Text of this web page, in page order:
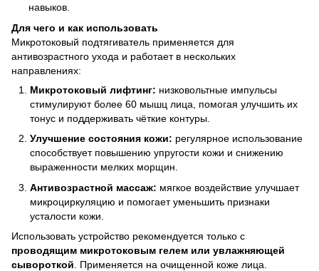
навыков.
Для чего и как использовать
Микротоковый подтягиватель применяется для
антивозрастного ухода и работает в нескольких
направлениях:
Микротоковый лифтинг: низковольтные импульсы
стимулируют более 60 мышц лица, помогая улучшить их
тонус и поддерживать чёткие контуры.
Улучшение состояния кожи: регулярное использование
способствует повышению упругости кожи и снижению
выраженности мелких морщин.
Антивозрастной массаж: мягкое воздействие улучшает
микроциркуляцию и помогает уменьшить признаки
усталости кожи.
Использовать устройство рекомендуется только с
проводящим микротоковым гелем или увлажняющей
сывороткой . Применяется на очищенной коже лица.